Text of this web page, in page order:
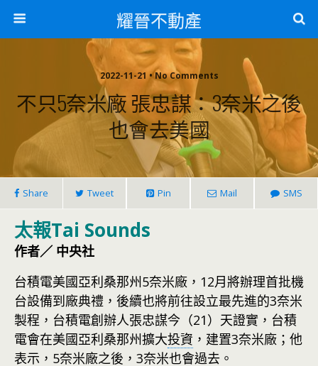
耀晉不動產
2022-11-21 • No Comments
不只5奈米廠 張忠謀：3奈米之後
也會去美國
Share Tweet Pin Mail SMS
太報Tai Sounds
作者／ 中央社
台積電美國亞利桑那州5奈米廠，12月將辦理首批機
台設備到廠典禮，後續也將前往設立最先進的3奈米
製程，台積電創辦人張忠謀今（21）天證實，台積
電會在美國亞利桑那州擴大投資 ，建置3奈米廠；他
表示，5奈米廠之後，3奈米也會過去。